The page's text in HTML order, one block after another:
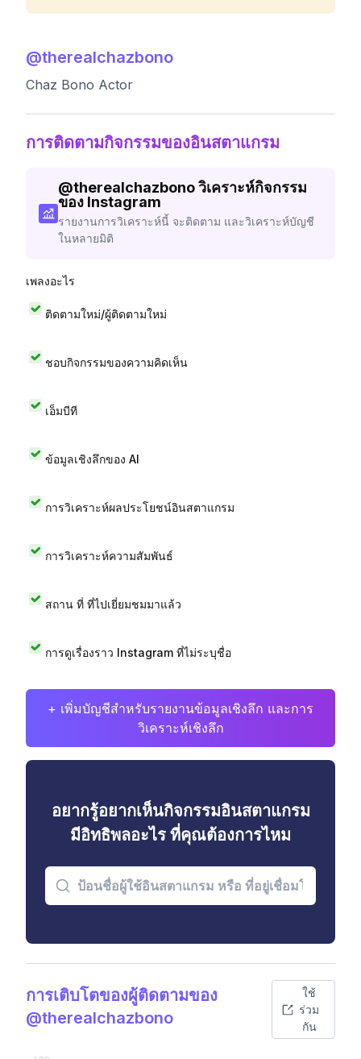
@therealchazbono
Chaz Bono Actor
การติดตามกิจกรรมของอินสตาแกรม
@therealchazbonoวิเคราะห์กิจกรรม
ของ Instagram
รายงานการวิเคราะห์นี้ จะติดตาม และวิเคราะห์บัญชี
ในหลายมิติ
เพลงอะไร
ติดตามใหม่/ผู้ติดตามใหม่
ชอบกิจกรรมของความคิดเห็น
เอ็มบีที
ข้อมูลเชิงลึกของ AI
การวิเคราะห์ผลประโยชน์อินสตาแกรม
การวิเคราะห์ความสัมพันธ์
สถาน ที่ ที่ไปเยี่ยมชมมาแล้ว
การดูเรื่องราว Instagram ที่ไม่ระบุชื่อ
+ เพิ่มบัญชีสำหรับรายงานข้อมูลเชิงลึก และการ
วิเคราะห์เชิงลึก
อยากรู้อยากเห็นกิจกรรมอินสตาแกรม
มีอิทธิพลอะไร ที่คุณต้องการไหม
การเติบโตของผู้ติดตามของ
@therealchazbono
ใช้
ร่วม
กัน